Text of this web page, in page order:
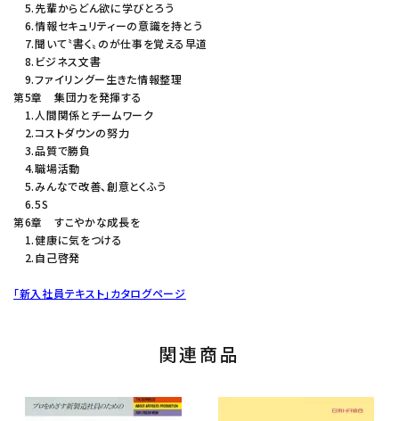
5.先輩からどん欲に学びとろう
6.情報セキュリティーの意識を持とう
7.聞いて〝書く〟のが仕事を覚える早道
8.ビジネス文書
9.ファイリングー生きた情報整理
第5章 集団力を発揮する
1.人間関係とチームワーク
2.コストダウンの努力
3.品質で勝負
4.職場活動
5.みんなで改善、創意とくふう
6.5S
第6章 すこやかな成長を
1.健康に気をつける
2.自己啓発
「新入社員テキスト」カタログページ
関連商品